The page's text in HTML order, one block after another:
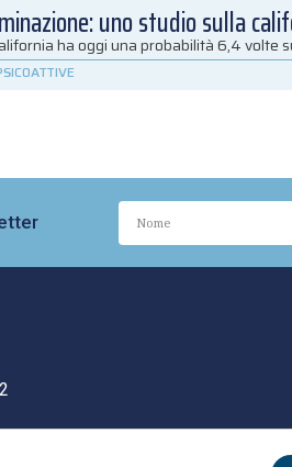
uno studio sulla
ha oggi una probabilità 6,4